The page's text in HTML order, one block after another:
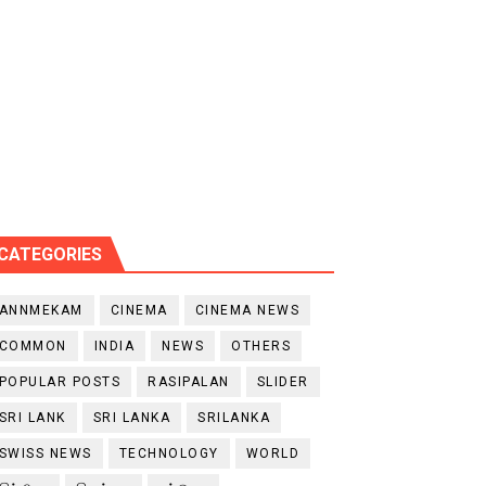
ANNMEKAM CINEMA CINEMA NEWS
COMMON INDIA NEWS OTHERS
POPULAR POSTS RASIPALAN SLIDER
SRI LANK SRI LANKA SRILANKA
SWISS NEWS TECHNOLOGY WORLD